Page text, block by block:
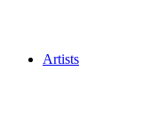
Artists